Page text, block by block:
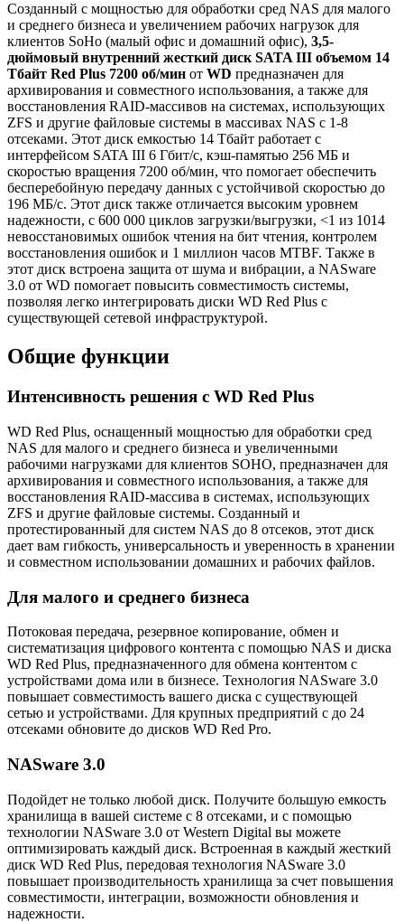
Созданный с мощностью для обработки сред NAS для малого
и среднего бизнеса и увеличением рабочих нагрузок для
клиентов SoHo (малый офис и домашний офис), 3,5-
дюймовый внутренний жесткий диск SATA III объемом 14
Тбайт Red Plus 7200 об/мин от WD предназначен для
архивирования и совместного использования, а также для
восстановления RAID-массивов на системах, использующих
ZFS и другие файловые системы в массивах NAS с 1-8
отсеками. Этот диск емкостью 14 Тбайт работает с
интерфейсом SATA III 6 Гбит/с, кэш-памятью 256 МБ и
скоростью вращения 7200 об/мин, что помогает обеспечить
бесперебойную передачу данных с устойчивой скоростью до
196 МБ/с. Этот диск также отличается высоким уровнем
надежности, с 600 000 циклов загрузки/выгрузки, <1 из 1014
невосстановимых ошибок чтения на бит чтения, контролем
восстановления ошибок и 1 миллион часов MTBF. Также в
этот диск встроена защита от шума и вибрации, а NASware
3.0 от WD помогает повысить совместимость системы,
позволяя легко интегрировать диски WD Red Plus с
существующей сетевой инфраструктурой.
Общие функции
Интенсивность решения с WD Red Plus
WD Red Plus, оснащенный мощностью для обработки сред
NAS для малого и среднего бизнеса и увеличенными
рабочими нагрузками для клиентов SOHO, предназначен для
архивирования и совместного использования, а также для
восстановления RAID-массива в системах, использующих
ZFS и другие файловые системы. Созданный и
протестированный для систем NAS до 8 отсеков, этот диск
дает вам гибкость, универсальность и уверенность в хранении
и совместном использовании домашних и рабочих файлов.
Для малого и среднего бизнеса
Потоковая передача, резервное копирование, обмен и
систематизация цифрового контента с помощью NAS и диска
WD Red Plus, предназначенного для обмена контентом с
устройствами дома или в бизнесе. Технология NASware 3.0
повышает совместимость вашего диска с существующей
сетью и устройствами. Для крупных предприятий с до 24
отсеками обновите до дисков WD Red Pro.
NASware 3.0
Подойдет не только любой диск. Получите большую емкость
хранилища в вашей системе с 8 отсеками, и с помощью
технологии NASware 3.0 от Western Digital вы можете
оптимизировать каждый диск. Встроенная в каждый жесткий
диск WD Red Plus, передовая технология NASware 3.0
повышает производительность хранилища за счет повышения
совместимости, интеграции, возможности обновления и
надежности.